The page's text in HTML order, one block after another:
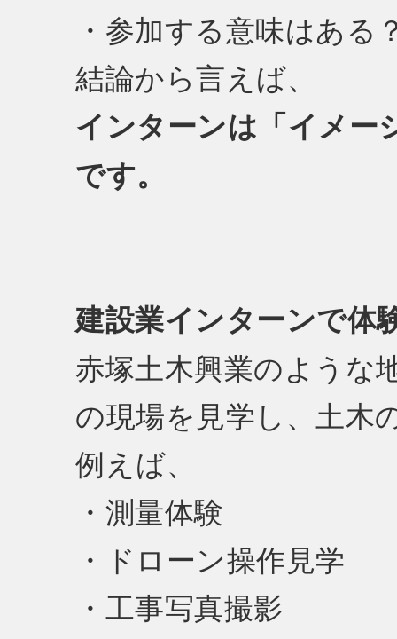
・参加する意味はある
結論から言えば、
インターンは「イメー
です。
建設業インターンで体
赤塚土木興業のような
の現場を見学し、土木
例えば、
・測量体験
・ドローン操作見学
・工事写真撮影